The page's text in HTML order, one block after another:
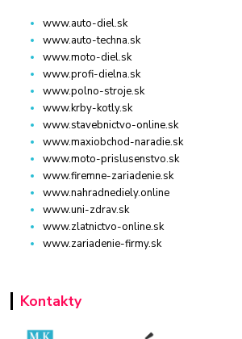
www.auto-diel.sk
www.auto-techna.sk
www.moto-diel.sk
www.profi-dielna.sk
www.polno-stroje.sk
www.krby-kotly.sk
www.stavebnictvo-online.sk
www.maxiobchod-naradie.sk
www.moto-prislusenstvo.sk
www.firemne-zariadenie.sk
www.nahradnediely.online
www.uni-zdrav.sk
www.zlatnictvo-online.sk
www.zariadenie-firmy.sk
Kontakty